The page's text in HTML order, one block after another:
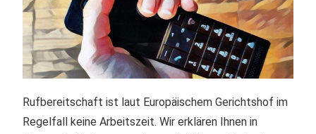
Rufbereitschaft ist laut Europäischem Gerichtshof im
Regelfall keine Arbeitszeit. Wir erklären Ihnen in